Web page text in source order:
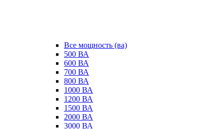
Все мощность (ва)
500 ВА
600 ВА
700 ВА
800 ВА
1000 ВА
1200 ВА
1500 ВА
2000 ВА
3000 ВА